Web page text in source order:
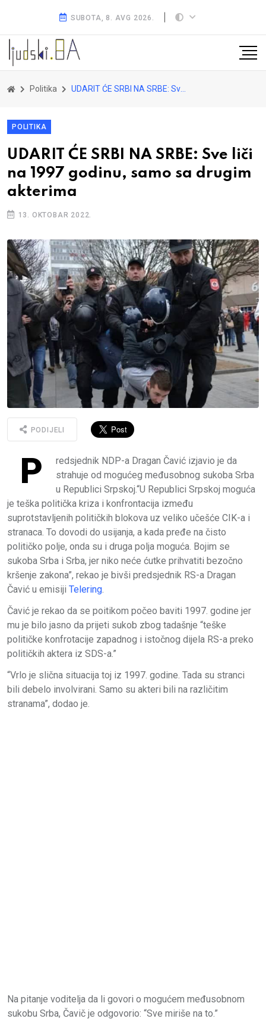
SUBOTA, 8. AVG 2026.
Politika UDARIT ĆE SRBI NA SRBE: Sve liči na 1997 godinu, samo sa drugim akterima
POLITIKA
UDARIT ĆE SRBI NA SRBE: Sve liči
na 1997 godinu, samo sa drugim
akterima
13. OKTOBAR 2022.
PODIJELI
P
redsjednik NDP-a Dragan Čavić izjavio je da
strahuje od mogućeg međusobnog sukoba Srba
u Republici Srpskoj.“U Republici Srpskoj moguća
je teška politička kriza i konfrontacija između
suprotstavljenih političkih blokova uz veliko učešće CIK-a i
stranaca. To dovodi do usijanja, a kada pređe na čisto
političko polje, onda su i druga polja moguća. Bojim se
sukoba Srba i Srba, jer niko neće ćutke prihvatiti bezočno
kršenje zakona”, rekao je bivši predsjednik RS-a Dragan
Čavić u emisiji Telering.
Čavić je rekao da se poitikom počeo baviti 1997. godine jer
mu je bilo jasno da prijeti sukob zbog tadašnje “teške
političke konfrotacije zapadnog i istočnog dijela RS-a preko
političkih aktera iz SDS-a.”
“Vrlo je slična situacija toj iz 1997. godine. Tada su stranci
bili debelo involvirani. Samo su akteri bili na različitim
stranama”, dodao je.
Na pitanje voditelja da li govori o mogućem međusobnom
sukobu Srba, Čavič je odgovorio: “Sve miriše na to.”